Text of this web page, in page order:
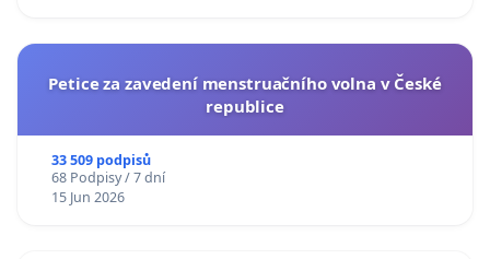
Petice za zavedení menstruačního volna v České
republice
33 509 podpisů
68 Podpisy / 7 dní
15 Jun 2026